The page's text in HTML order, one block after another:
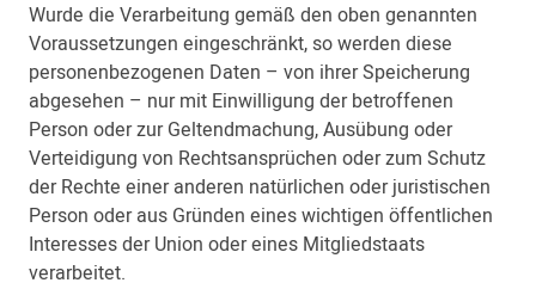
Wurde die Verarbeitung gemäß den oben genannten
Voraussetzungen eingeschränkt, so werden diese
personenbezogenen Daten – von ihrer Speicherung
abgesehen – nur mit Einwilligung der betroffenen
Person oder zur Geltendmachung, Ausübung oder
Verteidigung von Rechtsansprüchen oder zum Schutz
der Rechte einer anderen natürlichen oder juristischen
Person oder aus Gründen eines wichtigen öffentlichen
Interesses der Union oder eines Mitgliedstaats
verarbeitet.